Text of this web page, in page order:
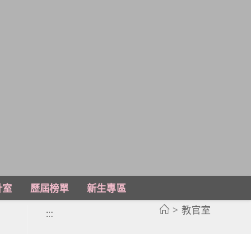
室 歷屆榜單
新生專區
> 教官室
:::